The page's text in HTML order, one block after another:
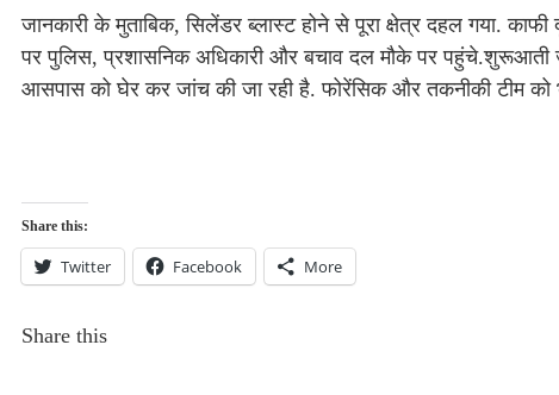
जानकारी के मुताबिक, सिलेंडर ब्लास्ट होने से पूरा क्षेत्र दहल गया.
पर पुलिस, प्रशासनिक अधिकारी और बचाव दल मौके पर
आसपास को घेर कर जांच की जा रही है. फोरेंसिक और तकनीकी टीम को
Share this:
Twitter Facebook More
Share this